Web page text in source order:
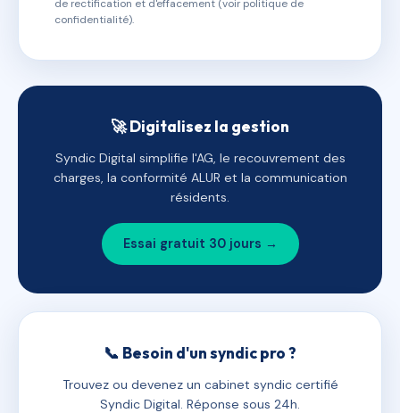
de rectification et d'effacement (voir politique de
confidentialité).
🚀 Digitalisez la gestion
Syndic Digital simplifie l'AG, le recouvrement des
charges, la conformité ALUR et la communication
résidents.
Essai gratuit 30 jours →
📞 Besoin d'un syndic pro ?
Trouvez ou devenez un cabinet syndic certifié
Syndic Digital. Réponse sous 24h.